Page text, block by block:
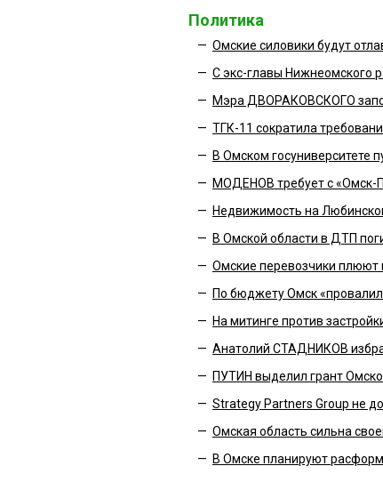
Политика
— Омские силовики будут
— С экс-главы Нижнеомского
— Мэра ДВОРАКОВСКОГО
— ТГК-11 сократила
— В Омском госуниверситете
— МОДЕНОВ требует с «Омск-
— Недвижимость на
— В Омской области в ДТП
— Омские перевозчики плюют
— По бюджету Омск
— На митинге против
— Анатолий СТАДНИКОВ
— ПУТИН выделил грант
— Strategy Partners Group не
— Омская область сильна
— В Омске планируют